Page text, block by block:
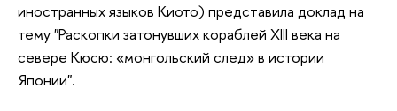
иностранных языков Киото) представила доклад на
тему "Раскопки затонувших кораблей XIII века на
севере Кюсю: «монгольский след» в истории
Японии".